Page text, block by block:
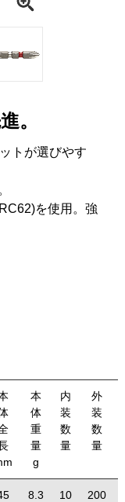
。
トが選びやす
を使用。強
本
体
重
量
g
内
装
数
量
外
装
数
量
8.3 10 200